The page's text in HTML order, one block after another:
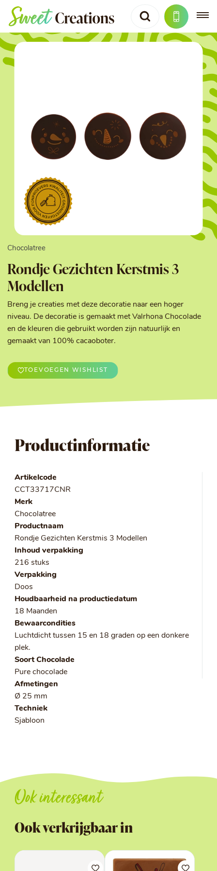
Chocolatree
Rondje Gezichten Kerstmis 3
Modellen
Breng je creaties met deze decoratie naar een hoger
niveau. De decoratie is gemaakt met Valrhona Chocolade
en de kleuren die gebruikt worden zijn natuurlijk en
gemaakt van 100% cacaoboter.
TOEVOEGEN WISHLIST
Productinformatie
Artikelcode
CCT33717CNR
Merk
Chocolatree
Productnaam
Rondje Gezichten Kerstmis 3 Modellen
Inhoud verpakking
216 stuks
Verpakking
Doos
Houdbaarheid na productiedatum
18 Maanden
Bewaarcondities
Luchtdicht tussen 15 en 18 graden op een donkere
plek.
Soort Chocolade
Pure chocolade
Afmetingen
Ø 25 mm
Techniek
Sjabloon
Ook interessant
Ook verkrijgbaar in